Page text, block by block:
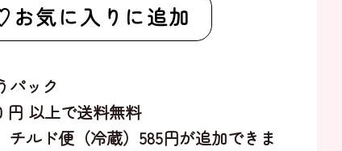
お気に入りに追加
パック
円 以上で送料無料
チルド便（冷蔵）585円が追加できま